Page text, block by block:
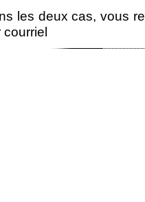
les deux cas, vous
courriel